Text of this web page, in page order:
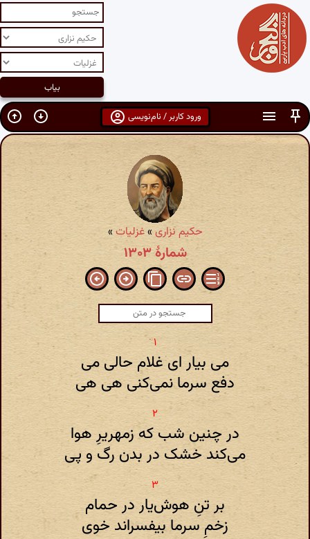
ورود کاربر / نام‌نویسی
حکیم نزاری»غزلیات»
شمارهٔ ۱۳۰۳
می بیار ای غلام حالی می
دفع سرما نمی‌کنی هی هی
در چنین شب که زمهریرِ هوا
می‌کند خشک در بدن رگ و پی
بر تنِ هوش‌یار در حمام
زخمِ سرما بیفسراند خوی